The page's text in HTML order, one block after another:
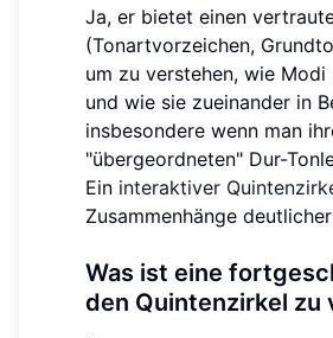
Ja, er bietet einen
(Tonartvorzeichen,
um zu verstehen, wie
und wie sie zueinander in
insbesondere wenn man
"übergeordneten" Dur-
Ein interaktiver
Zusammenhänge
Was ist eine
den Quintenzirkel zu